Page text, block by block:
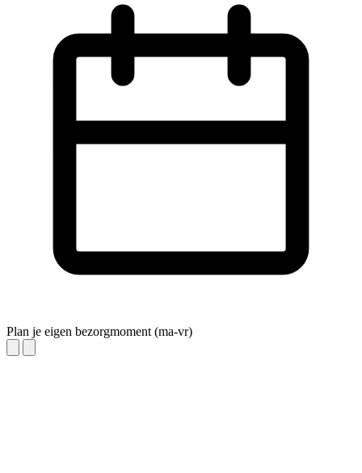
Plan je eigen bezorgmoment (ma-vr)